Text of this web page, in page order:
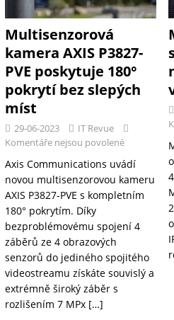
Multisenzorová
kamera AXIS P3827-
PVE poskytuje 180°
pokrytí bez slepých
míst
29-06-2023
IT Revue
Komentáře nejsou povolené
Axis Communications uvádí
novou multisenzorovou kameru
AXIS P3827-PVE s kompletním
180° pokrytím. Díky
bezproblémovému spojení 4
záběrů ze 4 obrazových
senzorů do jediného spojitého
videostreamu získáte souvislý a
extrémně široký záběr s
rozlišením 7 MPx […]